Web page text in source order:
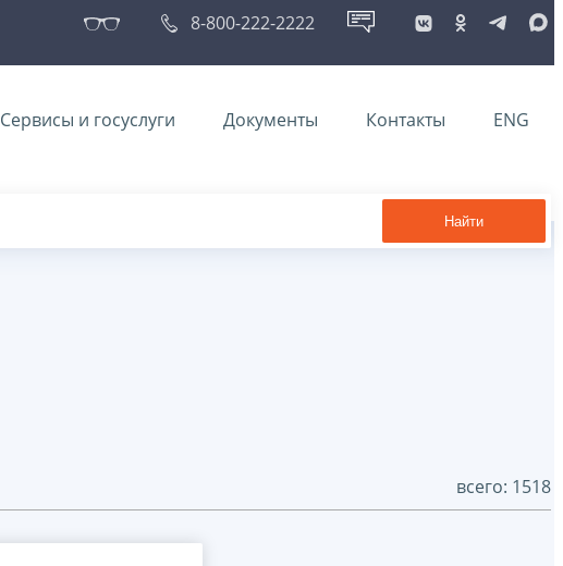
8-800-222-2222
Сервисы и госуслуги Документы Контакты ENG
Найти
всего: 1518